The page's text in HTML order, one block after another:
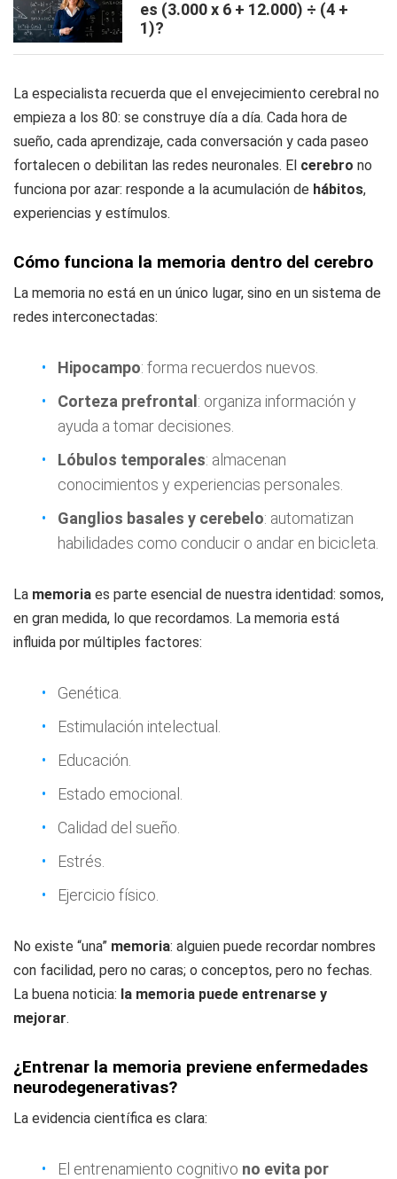
es (3.000 x 6 + 12.000) ÷ (4 +
1)?
La especialista recuerda que el envejecimiento cerebral no
empieza a los 80: se construye día a día. Cada hora de
sueño, cada aprendizaje, cada conversación y cada paseo
fortalecen o debilitan las redes neuronales. El cerebro no
funciona por azar: responde a la acumulación de hábitos,
experiencias y estímulos.
Cómo funciona la memoria dentro del cerebro
La memoria no está en un único lugar, sino en un sistema de
redes interconectadas:
Hipocampo: forma recuerdos nuevos.
Corteza prefrontal: organiza información y
ayuda a tomar decisiones.
Lóbulos temporales: almacenan
conocimientos y experiencias personales.
Ganglios basales y cerebelo: automatizan
habilidades como conducir o andar en bicicleta.
La memoria es parte esencial de nuestra identidad: somos,
en gran medida, lo que recordamos. La memoria está
influida por múltiples factores:
Genética.
Estimulación intelectual.
Educación.
Estado emocional.
Calidad del sueño.
Estrés.
Ejercicio físico.
No existe “una” memoria: alguien puede recordar nombres
con facilidad, pero no caras; o conceptos, pero no fechas.
La buena noticia: la memoria puede entrenarse y
mejorar.
¿Entrenar la memoria previene enfermedades
neurodegenerativas?
La evidencia científica es clara:
El entrenamiento cognitivo no evita por